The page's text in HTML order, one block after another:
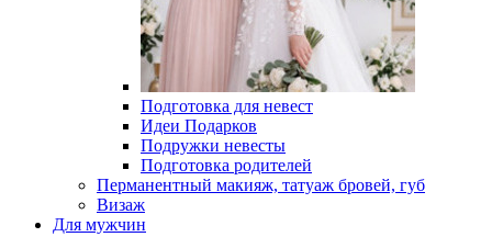
Подготовка для невест
Идеи Подарков
Подружки невесты
Подготовка родителей
Перманентный макияж, татуаж бровей, губ
Визаж
Для мужчин